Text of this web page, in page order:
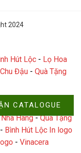
2024
Hút Lộc - Lọ Hoa
Đậu- Quà Tặng
-Quà Tặng Công
Hàng-Quà Tặng
- Bình Hút Lộc In logo
- Vinacera
CATALOGUE